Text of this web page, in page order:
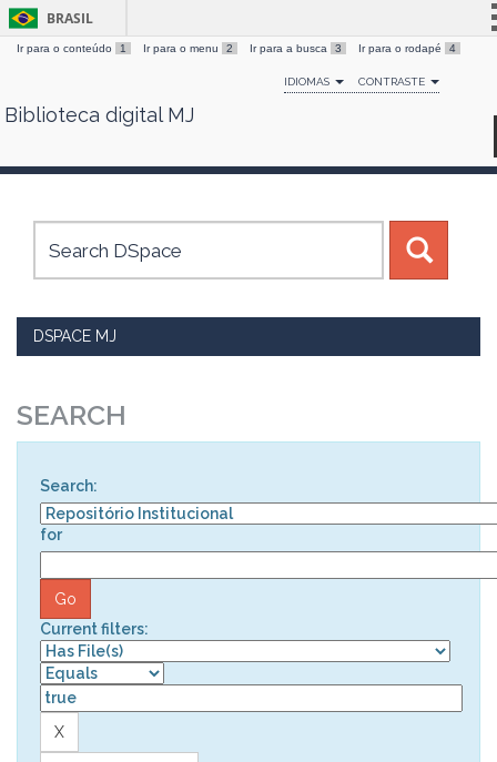
Skip
BRASIL
Simplifique!
Comunica BR
Canais
Ir para o conteúdo 1 Ir para o menu 2 Ir para a busca 3 Ir para o rodapé 4
IDIOMAS CONTRASTE
Biblioteca digital MJ
DSPACE MJ
SEARCH
Search:
for
Current filters: